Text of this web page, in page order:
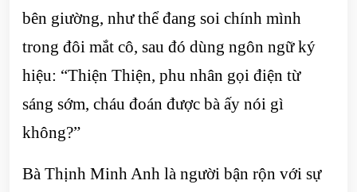
bên giường, như thể đang soi chính mình
trong đôi mắt cô, sau đó dùng ngôn ngữ ký
hiệu: “Thiện Thiện, phu nhân gọi điện từ
sáng sớm, cháu đoán được bà ấy nói gì
không?”
Bà Thịnh Minh Anh là người bận rộn với sự